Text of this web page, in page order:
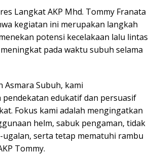
Langkat AKP Mhd. Tommy Franata
kegiatan ini merupakan langkah
potensi kecelakaan lalu lintas
pada waktu subuh selama
Asmara Subuh, kami
pendekatan edukatif dan persuasif
Fokus kami adalah mengingatkan
helm, sabuk pengaman, tidak
serta tetap mematuhi rambu
Tommy.